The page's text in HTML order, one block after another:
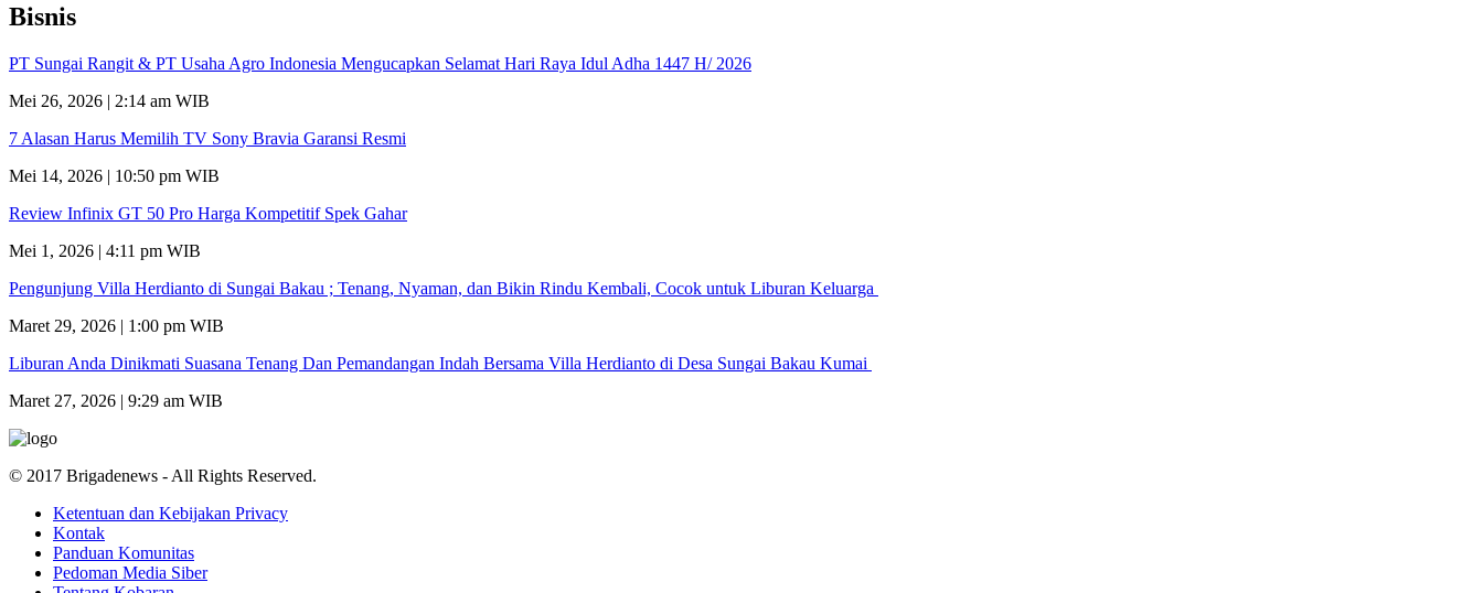
Bisnis
PT Sungai Rangit & PT Usaha Agro Indonesia Mengucapkan Selamat Hari Raya Idul Adha 1447 H/ 2026
Mei 26, 2026 | 2:14 am WIB
7 Alasan Harus Memilih TV Sony Bravia Garansi Resmi
Mei 14, 2026 | 10:50 pm WIB
Review Infinix GT 50 Pro Harga Kompetitif Spek Gahar
Mei 1, 2026 | 4:11 pm WIB
Pengunjung Villa Herdianto di Sungai Bakau ; Tenang, Nyaman, dan Bikin Rindu Kembali, Cocok untuk Liburan Keluarga
Maret 29, 2026 | 1:00 pm WIB
Liburan Anda Dinikmati Suasana Tenang Dan Pemandangan Indah Bersama Villa Herdianto di Desa Sungai Bakau Kumai
Maret 27, 2026 | 9:29 am WIB
© 2017 Brigadenews - All Rights Reserved.
Ketentuan dan Kebijakan Privacy
Kontak
Panduan Komunitas
Pedoman Media Siber